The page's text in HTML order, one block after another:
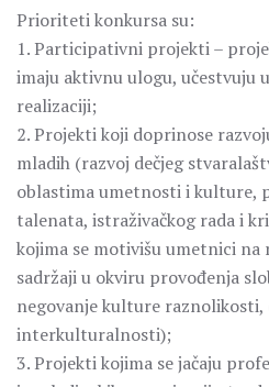
Prioriteti konkursa su:
1. Participativni projekti –
imaju aktivnu ulogu, učestvuju
realizaciji;
2. Projekti koji doprinose
mladih (razvoj dečjeg
oblastima umetnosti i kulture,
talenata, istraživačkog rada i
kojima se motivišu umetnici
sadržaji u okviru provođenja
negovanje kulture
interkulturalnosti);
3. Projekti kojima se jačaju